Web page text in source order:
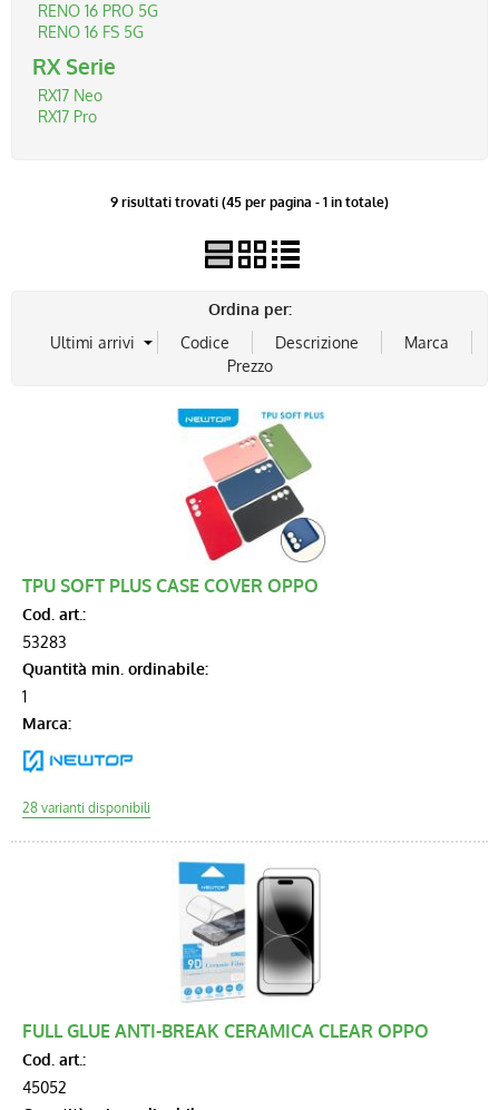
RENO 16 PRO 5G
RENO 16 FS 5G
RX Serie
RX17 Neo
RX17 Pro
9 risultati trovati (45 per pagina - 1 in totale)
Ordina per:
TPU SOFT PLUS CASE COVER OPPO
Cod. art.:
53283
Quantità min. ordinabile:
1
Marca:
FULL GLUE ANTI-BREAK CERAMICA CLEAR OPPO
Cod. art.:
45052